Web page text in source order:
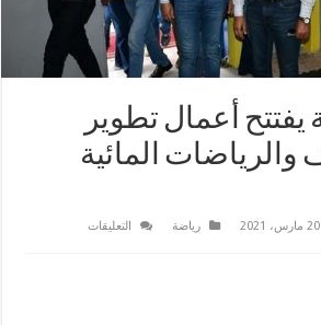
يفتتح أعمال تطوير
والرياضات المائية
20 مارس، 2021 رياضة التعليقات